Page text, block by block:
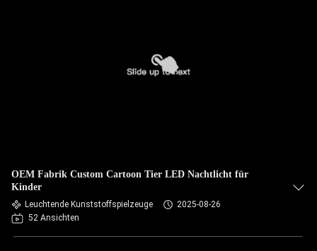
OEM Fabrik Custom Cartoon Tier LED Nachtlicht für
Kinder
Leuchtende Kunststoffspielzeuge
2025-08-26
52 Ansichten